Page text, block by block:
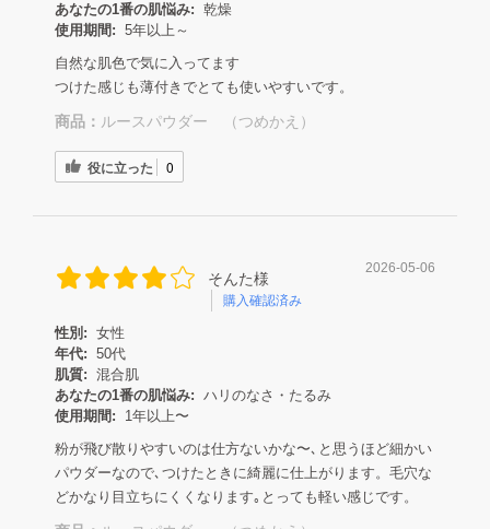
あなたの1番の肌悩み: 乾燥
使用期間: 5年以上～
自然な肌色で気に入ってます
つけた感じも薄付きでとても使いやすいです。
商品： ルースパウダー （つめかえ）
役に立った 0
そんた様
購入確認済み
2026-05-06
性別: 女性
年代: 50代
肌質: 混合肌
あなたの1番の肌悩み: ハリのなさ・たるみ
使用期間:
1年以上〜
粉が飛び散りやすいのは仕方ないかな〜､と思うほど細かい
パウダーなので､つけたときに綺麗に仕上がります。毛穴な
どかなり目立ちにくくなります｡とっても軽い感じです。